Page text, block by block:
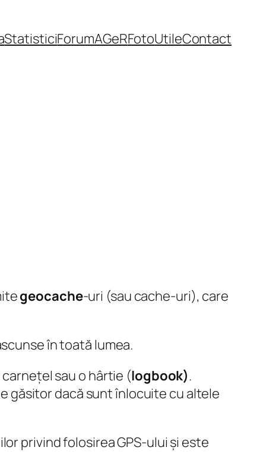
StatisticiForumAGeRFotoUtileContact
geocache-uri (sau cache-uri), care
în toată lumea.
sau o hârtie (logbook).
găsitor dacă sunt înlocuite cu altele
privind folosirea GPS-ului și este